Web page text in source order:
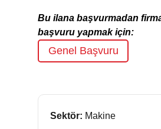
Bu ilana başvurmadan
başvuru yapmak için:
Genel Başvuru
Sektör: Makine